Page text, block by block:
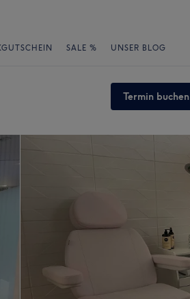
SALE % UNSER BLOG
Termin buchen